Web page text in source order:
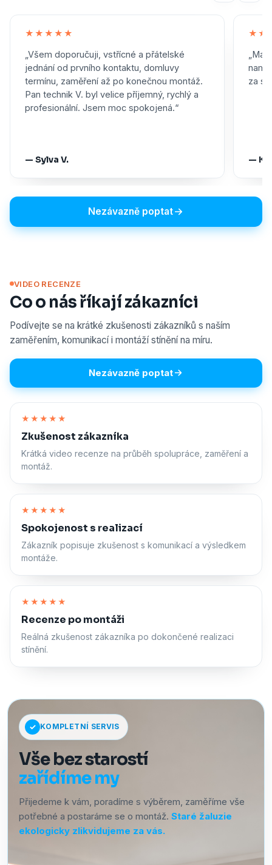
★★★★★
„Všem doporučuji, vstřícné a přátelské
jednání od prvního kontaktu, domluvy
termínu, zaměření až po konečnou montáž.
Pan technik V. byl velice příjemný, rychlý a
profesionální. Jsem moc spokojená.“
— Sylva V.
za
—
Nezávazně poptat
VIDEO RECENZE
Co o nás říkají zákazníci
Podívejte se na krátké zkušenosti zákazníků s naším
zaměřením, komunikací i montáží stínění na míru.
Nezávazně poptat
★★★★★
Zkušenost zákazníka
Krátká video recenze na průběh spolupráce, zaměření a
montáž.
★★★★★
Spokojenost s realizací
Zákazník popisuje zkušenost s komunikací a výsledkem
montáže.
★★★★★
Recenze po montáži
Reálná zkušenost zákazníka po dokončené realizaci
stínění.
KOMPLETNÍ SERVIS
Vše bez starostí
zařídíme my
Přijedeme k vám, poradíme s výběrem, zaměříme vše
potřebné a postaráme se o montáž. Staré žaluzie
ekologicky zlikvidujeme za vás.